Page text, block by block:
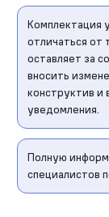
Комплектация
отличаться от
оставляет за
вносить
конструктив и
уведомления.
Полную
специалистов